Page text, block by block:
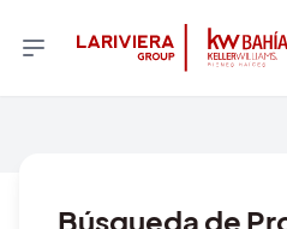
Búsqueda de